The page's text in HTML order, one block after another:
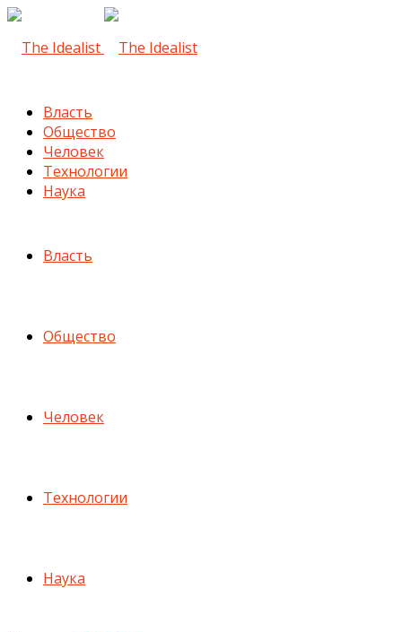
Власть
Общество
Человек
Технологии
Наука
Власть
Общество
Человек
Технологии
Наука